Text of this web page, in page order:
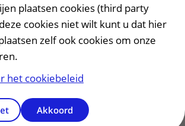
plaatsen cookies (third party
cookies niet wilt kunt u dat hier
zelf ook cookies om onze
het cookiebeleid
Akkoord